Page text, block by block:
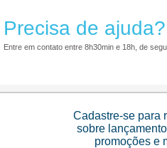
Precisa de ajuda?
Entre em contato entre 8h30min e 18h, de
Cadastre-se para
sobre
promoções e